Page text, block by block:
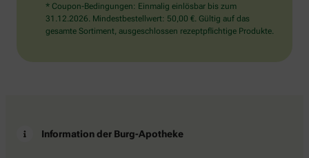
* Coupon-Bedingungen: Einmalig einlösbar bis zum
31.12.2026. Mindestbestellwert: 50,00 €. Gültig auf das
gesamte Sortiment, ausgeschlossen rezeptpflichtige Produkte.
Information der Burg-Apotheke